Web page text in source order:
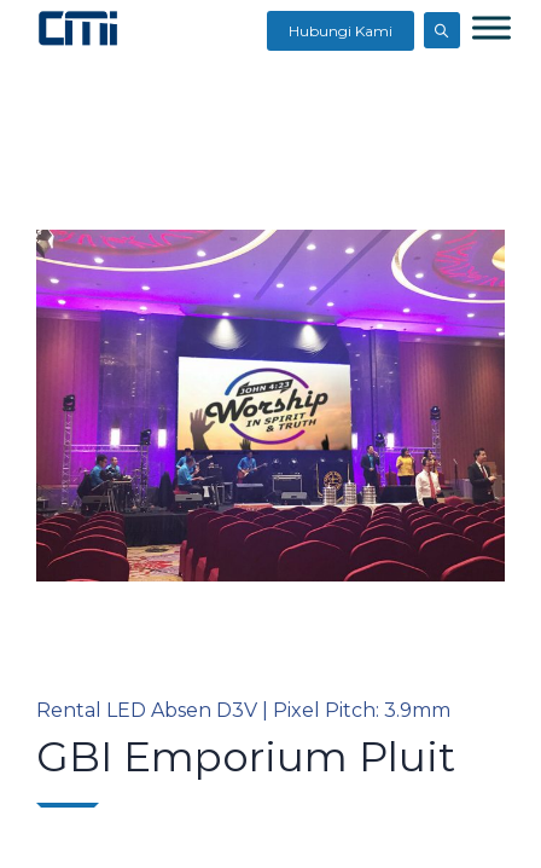
Hubungi Kami
Rental LED Absen D3V | Pixel Pitch: 3.9mm
GBI Emporium Pluit